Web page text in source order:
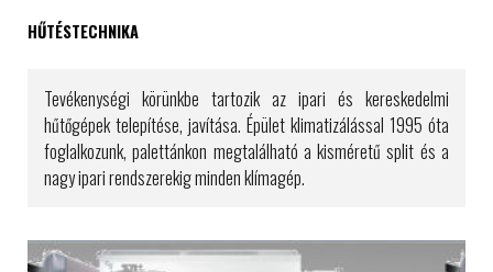
HŰTÉSTECHNIKA
Tevékenységi körünkbe tartozik az ipari és kereskedelmi
hűtőgépek telepítése, javítása. Épület klimatizálással 1995 óta
foglalkozunk, palettánkon megtalálható a kisméretű split és a
nagy ipari rendszerekig minden klímagép.